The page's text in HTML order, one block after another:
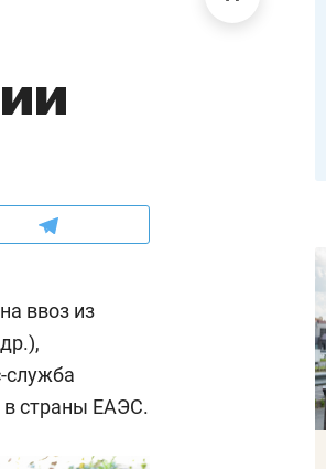
ввоз из
служба
в страны ЕАЭС.
чем интересен Оман?
Рекомендуем